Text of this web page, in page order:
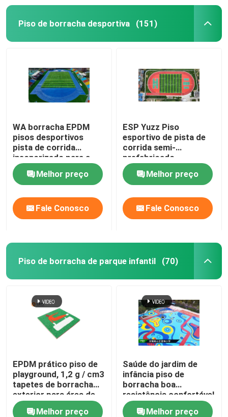
Piso de borracha desportiva (151)
WA borracha EPDM
pisos desportivos
pista de corrida
insonorizado para a
escola
Melhor preço
Fale Conosco
ESP Yuzz Piso
esportivo de pista de
corrida semi-
prefabricado
resistente ao ozono UV
Melhor preço
Fale Conosco
Piso de borracha de parque infantil (70)
EPDM prático piso de
playground, 1,2 g / cm3
tapetes de borracha
exterior para área de
jogo
Melhor preço
Saúde do jardim de
infância piso de
borracha boa
resistência confortável
Melhor preço